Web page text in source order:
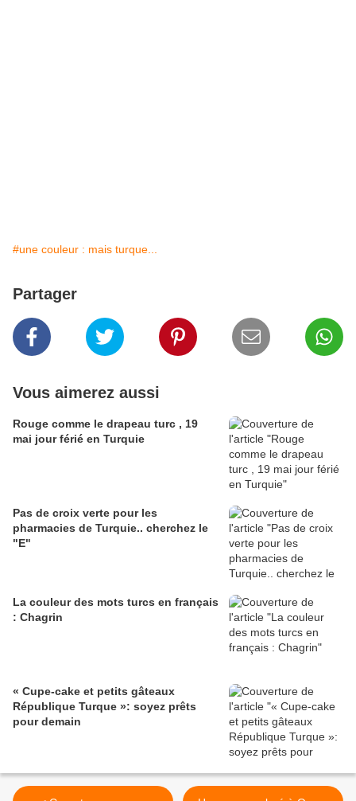
#une couleur : mais turque...
Partager
Vous aimerez aussi
Rouge comme le drapeau turc , 19
mai jour férié en Turquie
Pas de croix verte pour les
pharmacies de Turquie.. cherchez le
"E"
La couleur des mots turcs en français
: Chagrin
« Cupe-cake et petits gâteaux
République Turque »: soyez prêts
pour demain